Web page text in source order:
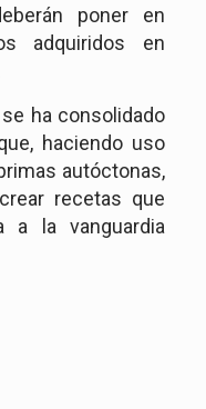
poner en
adquiridos en
ha consolidado
haciendo uso
autóctonas,
recetas que
a la vanguardia